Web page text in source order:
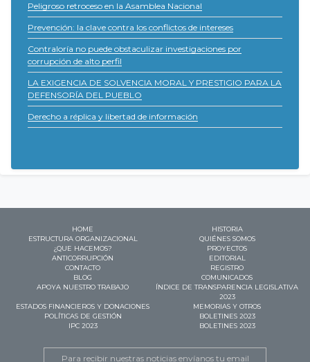
Peligroso retroceso en la Asamblea Nacional
Prevención: la clave contra los conflictos de intereses
Contraloría no puede obstaculizar investigaciones por
corrupción de alto perfil
LA EXIGENCIA DE SOLVENCIA MORAL Y PRESTIGIO PARA LA
DEFENSORÍA DEL PUEBLO
Derecho a réplica y libertad de información
HOME
HISTORIA
ESTRUCTURA ORGANIZACIONAL
QUIÉNES SOMOS
¿QUE HACEMOS?
PROYECTOS
ANTICORRUPCIÓN
EDITORIAL
CONTACTO
REGISTRO
BLOG
COMUNICADOS
APOYA NUESTRO TRABAJO
ÍNDICE DE TRANSPARENCIA LEGISLATIVA
2023
ESTADOS FINANCIEROS Y DONACIONES
MEMORIAS Y OTROS
POLÍTICAS DE GESTIÓN
BOLETINES 2023
IPC 2023
BOLETINES 2023